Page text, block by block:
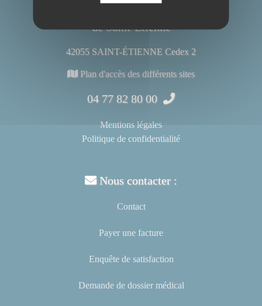
de Saint-Étienne
42055 SAINT-ÉTIENNE Cedex 2
Plan d'accès des différents sites
04 77 82 80 00
Mentions légales
Politique de confidentialité
Nous contacter :
Contact
Payer une facture
Enquête de satisfaction
Demande de dossier médical